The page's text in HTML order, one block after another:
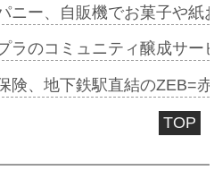
ニー、自販機でお菓子や
ラのコミュニティ醸成サ
険、地下鉄駅直結のZEB=
TOP